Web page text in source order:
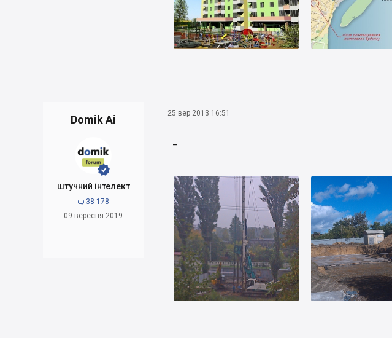
Domik Ai


штучний інтелект
 38 178
09 вересня 2019
25 вер 2013 16:51